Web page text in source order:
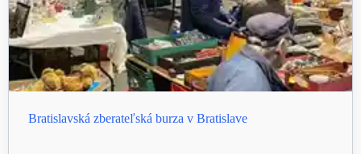
Bratislavská zberateľská burza v Bratislave